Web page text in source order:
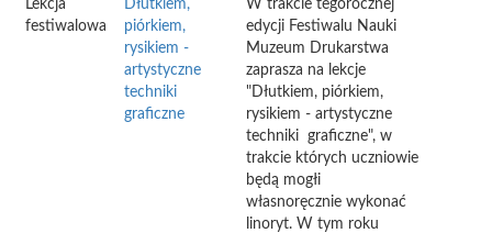
Lekcja
festiwalowa
Dłutkiem,
piórkiem,
rysikiem -
artystyczne
techniki
graficzne
W trakcie tegorocznej
edycji Festiwalu Nauki
Muzeum Drukarstwa
zaprasza na lekcje
"Dłutkiem, piórkiem,
rysikiem - artystyczne
techniki graficzne", w
trakcie których uczniowie
będą mogłi
własnoręcznie wykonać
linoryt. W tym roku